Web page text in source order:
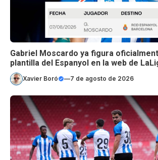
Gabriel Moscardo ya figura
plantilla del Espanyol en la web de
Xavier Boró —7 de agosto de 2026